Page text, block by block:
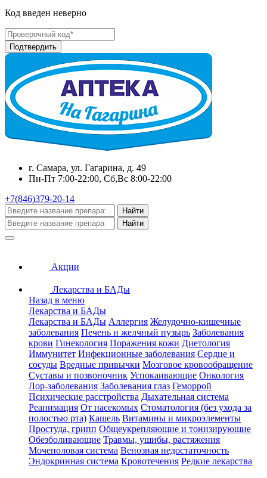
Код введен неверно
г. Самара, ул. Гагарина, д. 49
Пн-Пт 7:00-22:00, Сб,Вс 8:00-22:00
+7(846)379-20-14
Найти
Найти
Акции
Лекарства и БАДы
Назад в меню
Лекарства и БАДы
Лекарства и БАДы Аллергия Желудочно-кишечные
заболевания Печень и желчный пузырь Заболевания
крови Гинекология Поражения кожи Диетология
Иммунитет Инфекционные заболевания Сердце и
сосуды Вредные привычки Мозговое кровообращение
Суставы и позвоночник Успокаивающие Онкология
Лор-заболевания Заболевания глаз Геморрой
Психические расстройства Дыхательная система
Реанимация От насекомых Стоматология (без ухода за
полостью рта) Кашель Витамины и микроэлементы
Простуда, грипп Общеукрепляющие и тонизирующие
Обезболивающие Травмы, ушибы, растяжения
Мочеполовая система Венозная недостаточность
Эндокринная система Кровотечения Редкие лекарства